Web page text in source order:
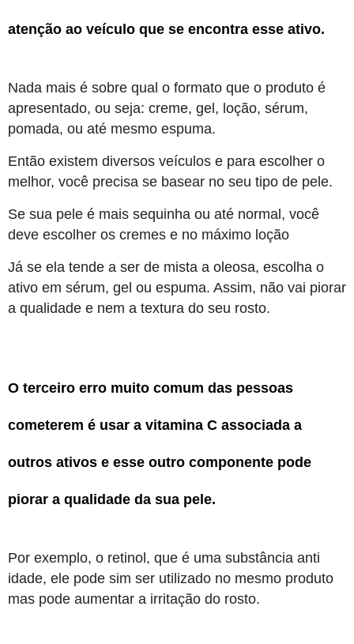
atenção ao veículo que se encontra esse ativo.
Nada mais é sobre qual o formato que o produto é
apresentado, ou seja: creme, gel, loção, sérum,
pomada, ou até mesmo espuma.
Então existem diversos veículos e para escolher o
melhor, você precisa se basear no seu tipo de pele.
Se sua pele é mais sequinha ou até normal, você
deve escolher os cremes e no máximo loção
Já se ela tende a ser de mista a oleosa, escolha o
ativo em sérum, gel ou espuma. Assim, não vai piorar
a qualidade e nem a textura do seu rosto.
O terceiro erro muito comum das pessoas
cometerem é usar a vitamina C associada a
outros ativos e esse outro componente pode
piorar a qualidade da sua pele.
Por exemplo, o retinol, que é uma substância anti
idade, ele pode sim ser utilizado no mesmo produto
mas pode aumentar a irritação do rosto.